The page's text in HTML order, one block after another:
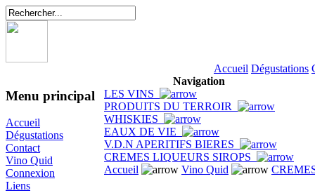
Accueil Dégustations
Menu principal
Accueil
Dégustations
Contact
Vino Quid
Connexion
Liens
Navigation
LES VINS
PRODUITS DU TERROIR
WHISKIES
EAUX DE VIE
V.D.N APERITIFS BIERES
CREMES LIQUEURS SIROPS
Accueil
Vino Quid